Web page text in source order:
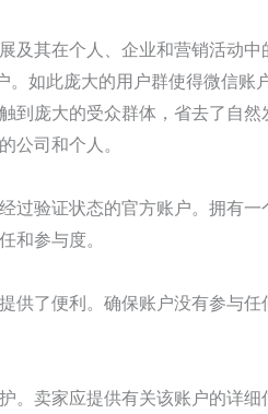
及其在个人、企业和营销活动
如此庞大的用户群使得微信账
到庞大的受众群体，省去了自
公司和个人。
过验证状态的官方账户。拥有
和参与度。
供了便利。确保账户没有参与
。卖家应提供有关该账户的详